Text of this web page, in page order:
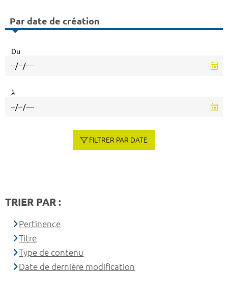
Par date de création
Du
à
FILTRER PAR DATE
TRIER PAR :
Pertinence
Titre
Type de contenu
Date de dernière modification